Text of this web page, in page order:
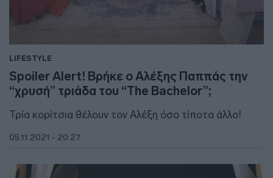
LIFESTYLE
Spoiler Alert! Βρήκε ο Αλέξης Παππάς την
“χρυσή” τριάδα του “The Bachelor”;
Τρία κορίτσια θέλουν τον Αλέξη όσο τίποτα άλλο!
05.11.2021 - 20:27